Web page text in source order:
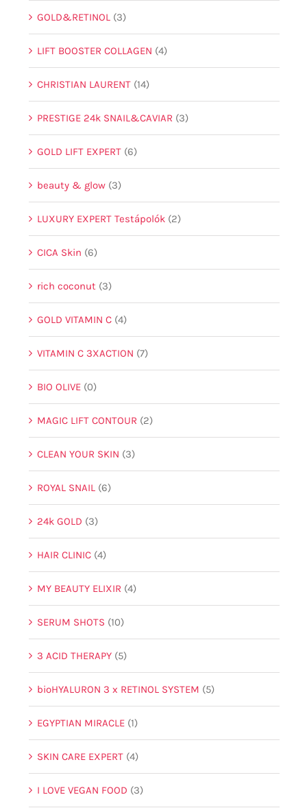
GOLD&RETINOL (3)
LIFT BOOSTER COLLAGEN (4)
CHRISTIAN LAURENT (14)
PRESTIGE 24k SNAIL&CAVIAR (3)
GOLD LIFT EXPERT (6)
beauty & glow (3)
LUXURY EXPERT Testápolók (2)
CICA Skin (6)
rich coconut (3)
GOLD VITAMIN C (4)
VITAMIN C 3XACTION (7)
BIO OLIVE (0)
MAGIC LIFT CONTOUR (2)
CLEAN YOUR SKIN (3)
ROYAL SNAIL (6)
24k GOLD (3)
HAIR CLINIC (4)
MY BEAUTY ELIXIR (4)
SERUM SHOTS (10)
3 ACID THERAPY (5)
bioHYALURON 3 x RETINOL SYSTEM (5)
EGYPTIAN MIRACLE (1)
SKIN CARE EXPERT (4)
I LOVE VEGAN FOOD (3)